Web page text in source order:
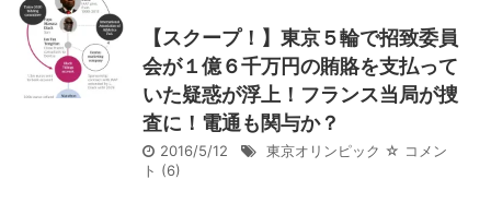
【スクープ！】東京５輪で招致委員
会が１億６千万円の賄賂を支払って
いた疑惑が浮上！フランス当局が捜
査に！電通も関与か？
2016/5/12 東京オリンピック ☆ コメン
ト (6)